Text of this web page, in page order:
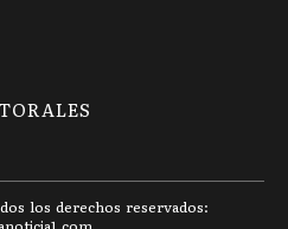
los derechos reservados: